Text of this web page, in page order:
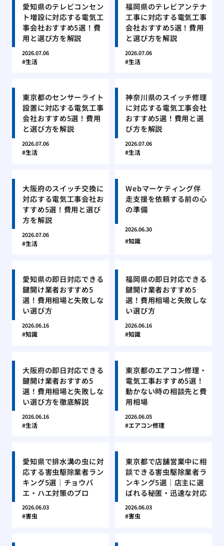
愛知県のテレビコンセン
ト増設に対応する電気工
事会社おすすめ5選！費
用と選び方を解説
2026.07.06
生活
福岡県のテレビアンテナ
工事に対応する電気工事
会社おすすめ5選！費用
と選び方を解説
2026.07.06
生活
東京都のセンサーライト
設置に対応する電気工事
会社おすすめ5選！費用
と選び方を解説
2026.07.06
生活
神奈川県のスイッチ修理
に対応する電気工事会社
おすすめ5選！費用と選
び方を解説
2026.07.06
生活
大阪府のスイッチ交換に
対応する電気工事会社お
すすめ5選！費用と選び
方を解説
2026.07.06
生活
Webマーケティング伴
走支援を依頼する前の心
の準備
2026.06.30
知識
愛知県の即日対応できる
鍵開け業者おすすめ5
選！費用相場と失敗しな
い選び方
2026.06.16
知識
福岡県の即日対応できる
鍵開け業者おすすめ5
選！費用相場と失敗しな
い選び方
2026.06.16
知識
大阪府の即日対応できる
鍵開け業者おすすめ5
選！費用相場と失敗しな
い選び方を徹底解説
2026.06.16
生活
東京都のエアコン修理・
電気工事おすすめ5選！
動かない時の相談先と費
用相場
2026.06.05
エアコン修理
愛知県で排水溝の虫に対
応する害虫駆除業者ラン
キング5選｜チョウバ
エ・ハエ対策のプロ
2026.06.03
害虫
東京都で店舗営業中に相
談できる害虫駆除業者ラ
ンキング5選｜店主に選
ばれる秘匿・迅速な対応
2026.06.03
害虫